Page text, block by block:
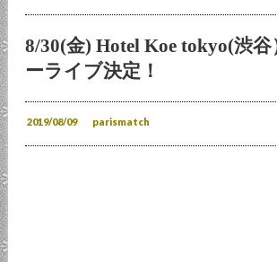
8/30(金) Hotel Koe tokyo(渋
ーライブ決定！
2019/08/09 parismatch